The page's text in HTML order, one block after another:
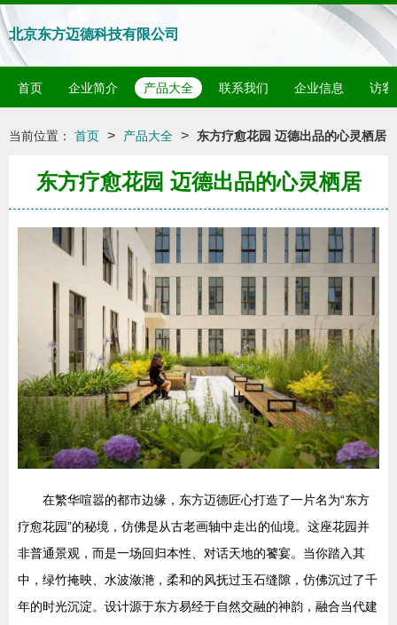
北京东方迈德科技有限公司
首页 企业简介 产品大全 联系我们 企业信息 访客
当前位置： 首页 > 产品大全 > 东方疗愈花园 迈德出品的心灵栖居
东方疗愈花园 迈德出品的心灵栖居
在繁华喧嚣的都市边缘，东方迈德匠心打造了一片名为“东方
疗愈花园”的秘境，仿佛是从古老画轴中走出的仙境。这座花园并
非普通景观，而是一场回归本性、对话天地的饕宴。当你踏入其
中，绿竹掩映、水波潋滟，柔和的风抚过玉石缝隙，仿佛沉过了千
年的时光沉淀。设计源于东方易经于自然交融的神韵，融合当代建